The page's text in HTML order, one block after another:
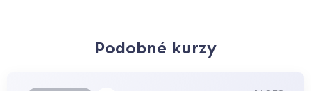
Podobné kurzy